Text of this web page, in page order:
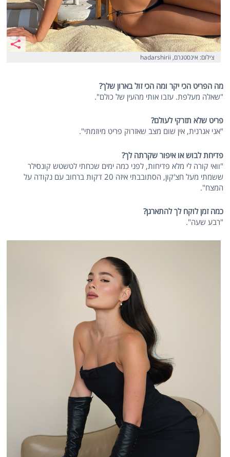
צילום: אינסטגרם, hadarshirii
מה הפריט הכי יקר ומה הכי זול בארון שלך?
"שאלה מעלפת. עזבו אותי מהעין של כולם".
פריט שלא תזרקי לעולם?
"אני אגרנית, אין שום מצב שאזרוק פריט מיוזמתי".
פדיחת לבוש או איפור שקרתה לך?
"וואי קורה לי מלא פדיחות, לפני כמה ימים שכחתי לטשטש קונסילר
ששמתי מעל חצ'קון, הסתובבתי איזה 20 דקות ברחוב עם נקודה על
המצח".
כמה זמן לוקח לך להתארגן?
"רבע שעה".